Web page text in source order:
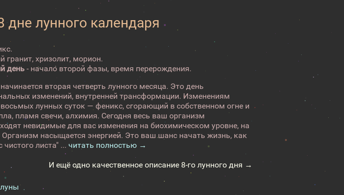
дне лунного календаря
гранит, хризолит, морион.
день - начало второй фазы, время перерождения.
вторая четверть лунного месяца. Это день
изменений, внутренней трансформации. Изменениям
лунных суток — феникс, сгорающий в собственном огне и
пламя свечи, алхимия. Сегодня весь ваш организм
невидимые для вас изменения на биохимическом уровне, на
Организм насыщается энергией. Это ваш шанс начать жизнь, как
листа" ...читать полностью →
И ещё одно качественное описание 8-го лунного дня →